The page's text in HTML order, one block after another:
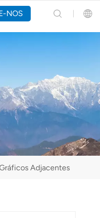
NOS
Русский
Português(Portugal)
Português(Brasil)
Türkçe Adjacentes